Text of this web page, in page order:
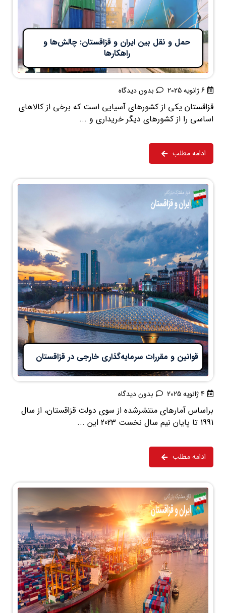
حمل و نقل بین ایران و قزاقستان: چالش‌ها و
راهکارها
6 ژانویه 2025 بدون دیدگاه
قزاقستان یکی از کشورهای آسیایی است که برخی از کالاهای
اساسی را از کشورهای دیگر خریداری و ...
ادامه مطلب
قوانین و مقررات سرمایه‌گذاری خارجی در قزاقستان
4 ژانویه 2025 بدون دیدگاه
براساس آمارهای منتشرشده از سوی دولت قزاقستان، از سال
1991 تا پایان نیم سال نخست 2023 این ...
ادامه مطلب